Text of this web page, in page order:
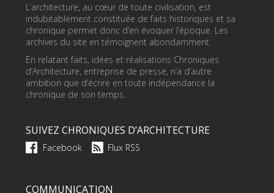
L’architecture, au cœur de toute civilisation, est
indubitablement constituée de faits historiques et sa
chronique permet donc d’en évoquer l’époque. Les
archives du site en témoignent abondamment.
En relatant faits, idées et réalisations Chroniques
d’Architecture, entreprise de presse, n’a d’autre
ambition que d’écrire en toute indépendance la
chronique de son temps.
SUIVEZ CHRONIQUES D’ARCHITECTURE
Facebook Flux RSS
COMMUNICATION